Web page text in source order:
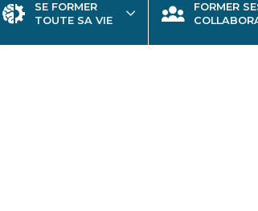
SE FORMER
TOUTE SA VIE
FORMER